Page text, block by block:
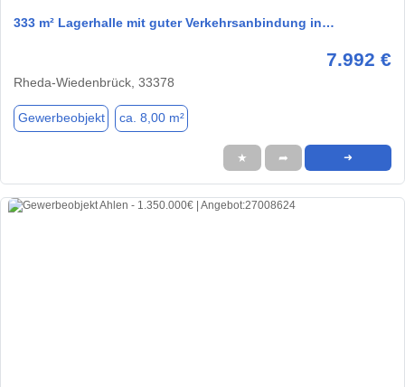
333 m² Lagerhalle mit guter Verkehrsanbindung in…
7.992 €
Rheda-Wiedenbrück, 33378
Gewerbeobjekt ca. 8,00 m²
★ ➦ ➜